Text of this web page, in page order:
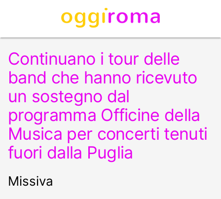
Continuano i tour delle
band che hanno ricevuto
un sostegno dal
programma Officine della
Musica per concerti tenuti
fuori dalla Puglia
Missiva